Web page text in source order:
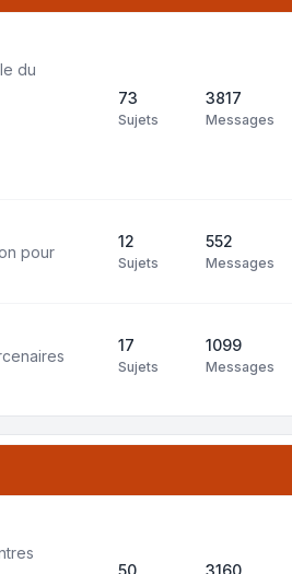
du
73
Sujets
3817
Messages
pour
12
Sujets
552
Messages
17
Sujets
1099
Messages